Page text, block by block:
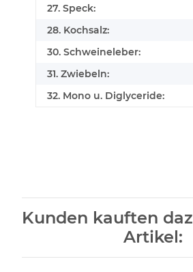
27. Speck:
28. Kochsalz:
30. Schweineleber:
31. Zwiebeln:
32. Mono u. Diglyceride:
Kunden kauften
Artikel: